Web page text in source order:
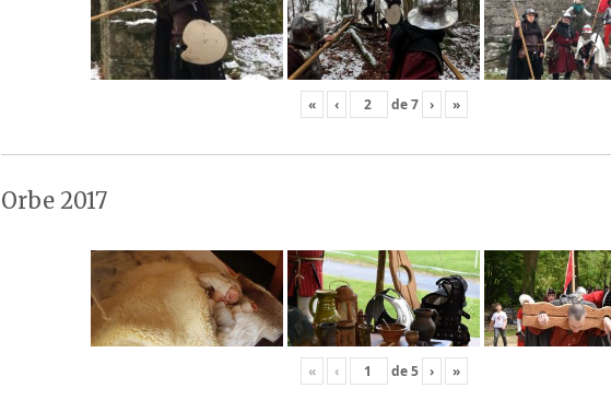
« ‹ de7 › »
Orbe 2017
« ‹ de5 › »